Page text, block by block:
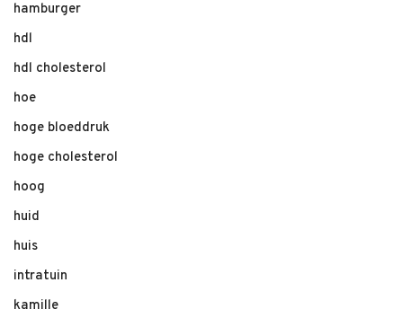
hamburger
hdl
hdl cholesterol
hoe
hoge bloeddruk
hoge cholesterol
hoog
huid
huis
intratuin
kamille